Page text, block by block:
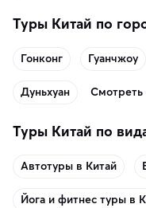
Туры Китай по
Гонконг Гуанчжоу
Дуньхуан
Туры Китай по
Автотуры в Китай
Йога и фитнес туры в